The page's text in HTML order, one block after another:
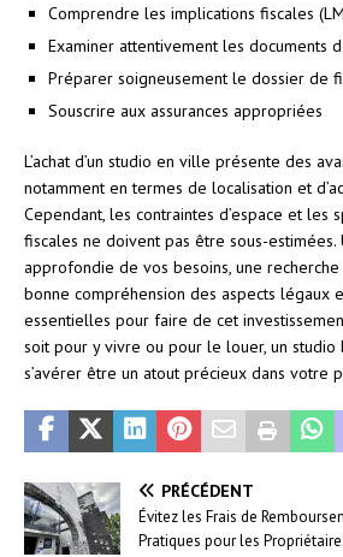
Comprendre les implications fiscales
Examiner attentivement les documents
Préparer soigneusement le dossier de
Souscrire aux assurances appropriées
L’achat d’un studio en ville présente des
notamment en termes de localisation et
Cependant, les contraintes d’espace et les
fiscales ne doivent pas être sous-estimées.
approfondie de vos besoins, une
bonne compréhension des aspects légaux
essentielles pour faire de cet
soit pour y vivre ou pour le louer, un studio
s’avérer être un atout précieux dans votre
PRÉCÉDENT
Évitez les Frais de
Pratiques pour les